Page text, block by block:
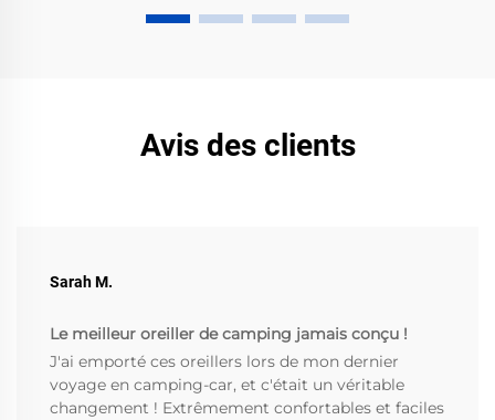
Avis des clients
Sarah M.
Le meilleur oreiller de camping jamais conçu !
J'ai emporté ces oreillers lors de mon dernier
voyage en camping-car, et c'était un véritable
changement ! Extrêmement confortables et faciles